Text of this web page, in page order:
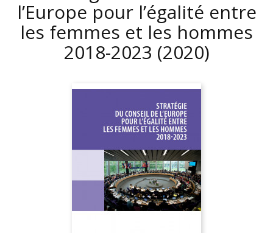
l’Europe pour l’égalité entre
les femmes et les hommes
2018-2023 (2020)